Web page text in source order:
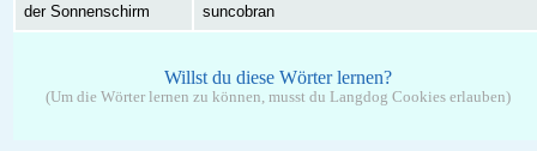
der Sonnenschirm suncobran
Willst du diese Wörter lernen?
(Um die Wörter lernen zu können, musst du Langdog Cookies erlauben)